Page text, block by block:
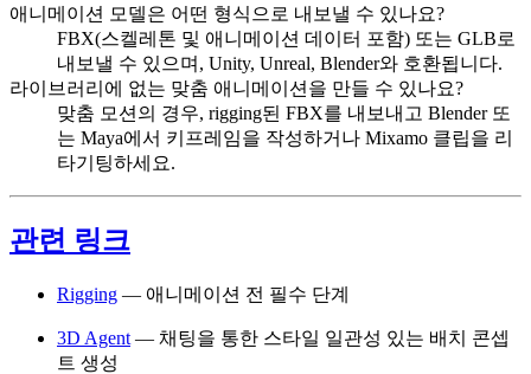
애니메이션 모델은 어떤 형식으로 내보낼 수 있나요?
FBX(스켈레톤 및 애니메이션 데이터 포함) 또는 GLB로
내보낼 수 있으며, Unity, Unreal, Blender와 호환됩니다.
라이브러리에 없는 맞춤 애니메이션을 만들 수 있나요?
맞춤 모션의 경우, rigging된 FBX를 내보내고 Blender 또
는 Maya에서 키프레임을 작성하거나 Mixamo 클립을 리
타기팅하세요.
관련 링크
Rigging — 애니메이션 전 필수 단계
3D Agent — 채팅을 통한 스타일 일관성 있는 배치 콘셉
트 생성